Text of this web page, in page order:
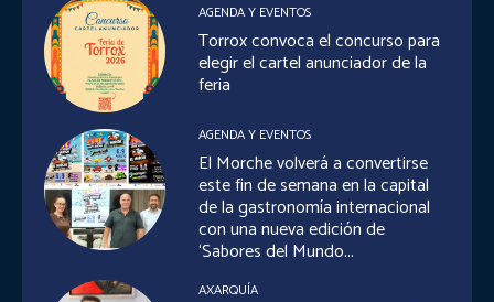
AGENDA Y EVENTOS
Torrox convoca el concurso para
elegir el cartel anunciador de la
feria
AGENDA Y EVENTOS
El Morche volverá a convertirse
este fin de semana en la capital
de la gastronomía internacional
con una nueva edición de
‘Sabores del Mundo...
AXARQUÍA